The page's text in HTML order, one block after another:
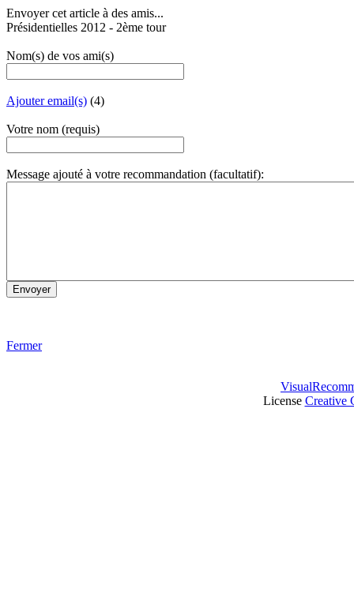
Envoyer cet article à des amis...
Présidentielles 2012 - 2ème tour
Nom(s) de vos ami(s)
Ajouter email(s) (4)
Votre nom (requis)
Message ajouté à votre recommandation (facultatif):
Fermer
License Creative